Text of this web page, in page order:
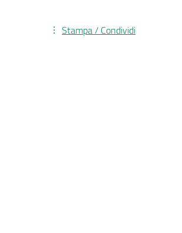
Stampa / Condividi